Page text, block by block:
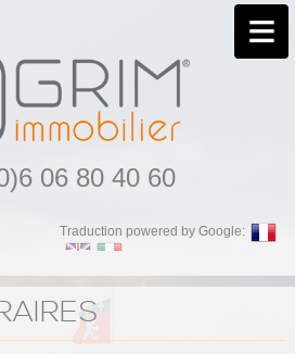
06 80 40 60
Traduction powered by Google: